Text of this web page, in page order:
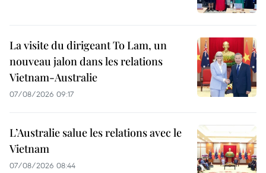
La visite du dirigeant To Lam, un
nouveau jalon dans les relations
Vietnam-Australie
07/08/2026 09:17
L’Australie salue les relations avec le
Vietnam
07/08/2026 08:44